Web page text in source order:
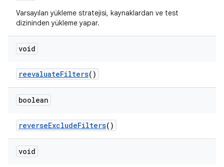
Varsayılan yükleme stratejisi, kaynaklardan ve test
dizininden yükleme yapar.
void
reevaluateFilters()
boolean
reverseExcludeFilters()
void